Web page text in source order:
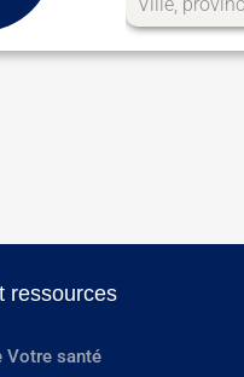
ressources
Votre santé